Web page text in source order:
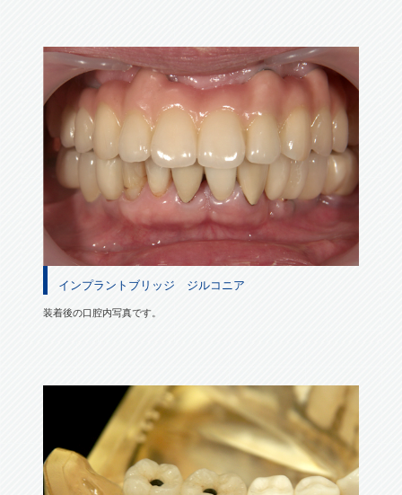
インプラントブリッジ ジルコニア
装着後の口腔内写真です。